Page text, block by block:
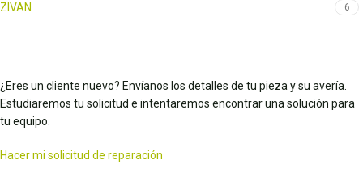
ZIVAN 6
¿Eres un cliente nuevo? Envíanos los detalles de tu pieza y su avería.
Estudiaremos tu solicitud e intentaremos encontrar una solución para
tu equipo.
Hacer mi solicitud de reparación